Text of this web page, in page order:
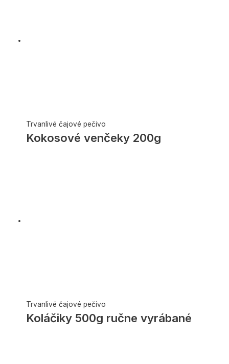
Trvanlivé čajové pečivo
Kokosové venčeky 200g
Trvanlivé čajové pečivo
Koláčiky 500g ručne vyrábané